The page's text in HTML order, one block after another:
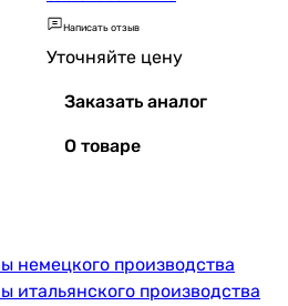
Написать отзыв
Уточняйте цену
Заказать аналог
О товаре
немецкого производства
итальянского производства